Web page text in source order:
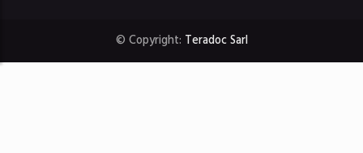
© Copyright: Teradoc Sarl